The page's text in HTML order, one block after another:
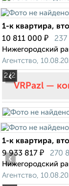
2/2
1-к квартира,
10 811 000 ₽
Нижегородский
Агентство,
VRPazl —
‹
1-к квартира,
9 933 817 ₽ 270
Нижегородский
Агентство,
‹